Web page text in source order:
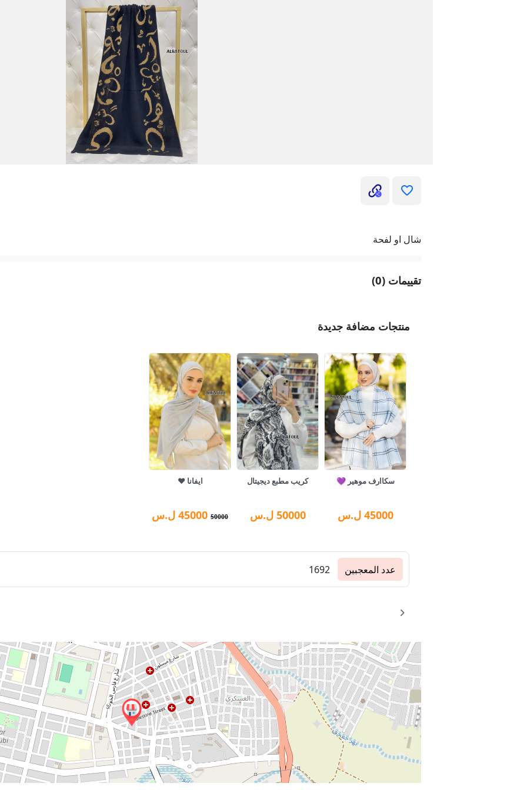
شال او لفحة
تقييمات (0)
منتجات مضافة جديدة
سكاارف موهير 💜
45000 ل.س
كريب مطبع ديجيتال
50000 ل.س
ايفانا ❤️
50000
45000 ل.س
1692 عدد المعجبين